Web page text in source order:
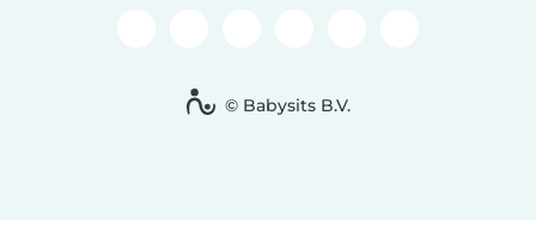
© Babysits B.V.